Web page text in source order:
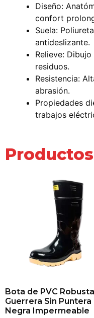
Diseño:
confort
Suela:
antideslizante.
Relieve:
residuos.
Resistencia:
abrasión.
Propiedades
trabajos
Bota de PVC Robusta
Guerrera Sin Puntera
Negra Impermeable